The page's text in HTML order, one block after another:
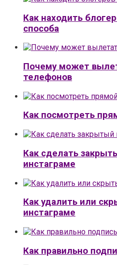
Как находить
способа
Почему может
телефонов
Как посмотреть
Как сделать
инстаграме
Как удалить или
инстаграме
Как правильно